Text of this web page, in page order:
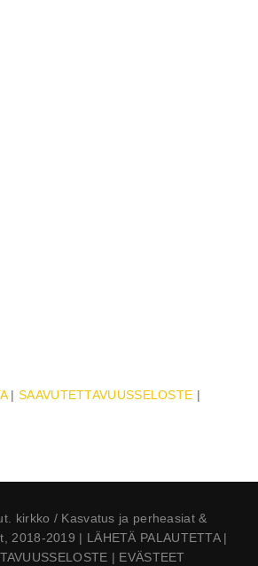
|SAAVUTETTAVUUSSELOSTE |
kirkko / Kasvatus ja perheasiat &
2018-2019 | LÄHETÄ PALAUTETTA |
| EVÄSTEET